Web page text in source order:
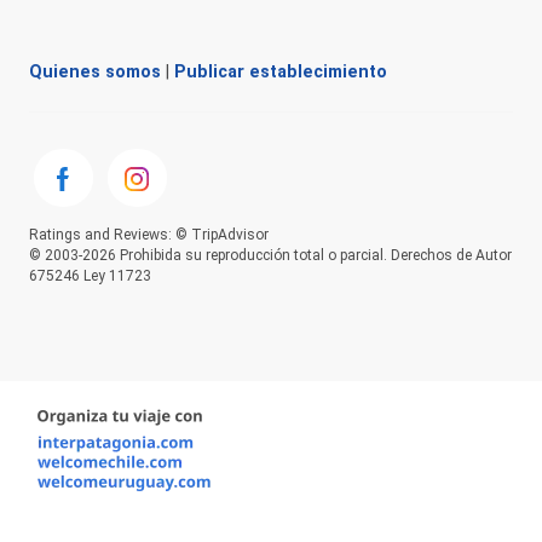
Quienes somos Publicar establecimiento
Ratings and Reviews: © TripAdvisor
© 2003-2026 Prohibida su reproducción total o parcial. Derechos de Autor
675246 Ley 11723